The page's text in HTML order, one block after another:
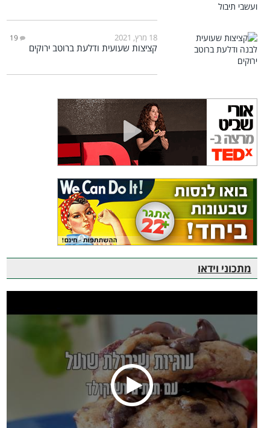
18 מרץ, 2021 19
קציצות שעועית ודלעת ברוטב ירוקים
מתכוני וידאו